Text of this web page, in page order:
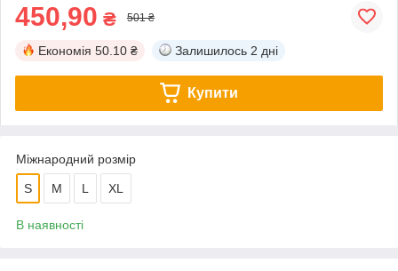
450,90 ₴ 501 ₴
Економія 50.10 ₴ Залишилось 2 дні
Купити
Міжнародний розмір
S M L XL
В наявності